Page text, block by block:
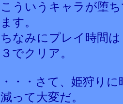
こういうキャラが堕
ます。
ちなみにプレイ時間
３でクリア。
・・・さて、姫狩り
減って大変だ。